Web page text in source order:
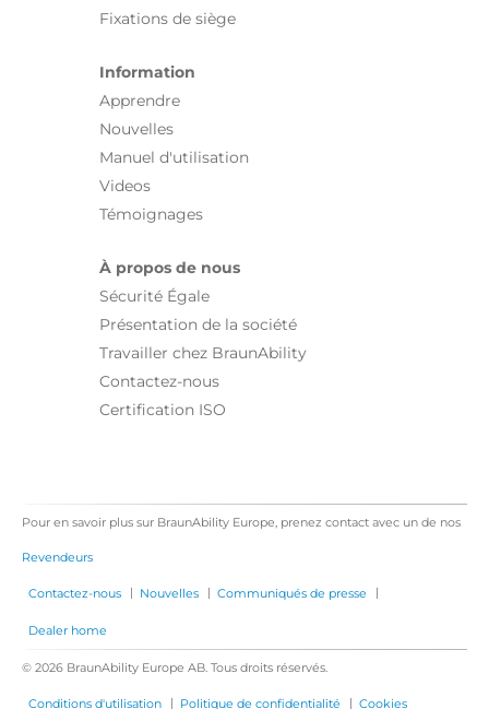
Fixations de siège
Information
Apprendre
Nouvelles
Manuel d'utilisation
Videos
Témoignages
À propos de nous
Sécurité Égale
Présentation de la société
Travailler chez BraunAbility
Contactez-nous
Certification ISO
Pour en savoir plus sur BraunAbility Europe, prenez contact avec un de nos
Revendeurs
Contactez-nous | Nouvelles | Communiqués de presse |
Dealer home
© 2026 BraunAbility Europe AB. Tous droits réservés.
Conditions d'utilisation | Politique de confidentialité | Cookies